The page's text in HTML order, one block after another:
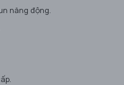
năng động.